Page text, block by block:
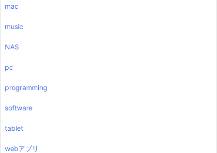
mac
music
NAS
pc
programming
software
tablet
webアプリ